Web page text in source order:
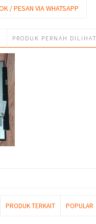
/ PESAN VIA WHATSAPP
PRODUK PERNAH DILIHAT
PRODUK TERKAIT POPULAR